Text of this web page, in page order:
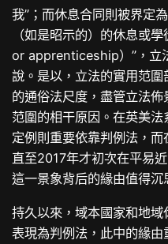
我”；而休息合同則被界定
（如是昭示的）的休息或
or apprenticeship）”，立
說。是以，立法的實用范
的通俗法尺度，盡管立法
范圍的相干原因。在英美
定例則重要依靠判例法，而
直至2017年才初次在平易
這一景象背后的緣由值得沉
持久以來，域本國家和地
表現為判例法，此中的緣